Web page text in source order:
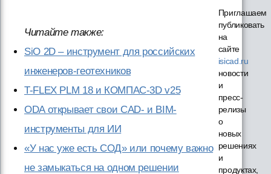
Читайте также:
SiO 2D – инструмент для российских
инженеров-геотехников
T-FLEX PLM 18 и КОМПАС-3D v25
ODA открывает свои CAD- и BIM-
инструменты для ИИ
«У нас уже есть СОД» или почему важно
не замыкаться на одном решении
Приглашаем
публиковать
на
сайте
isicad.ru
новости
и
пресс-
релизы
о
новых
решениях
и
продуктах,